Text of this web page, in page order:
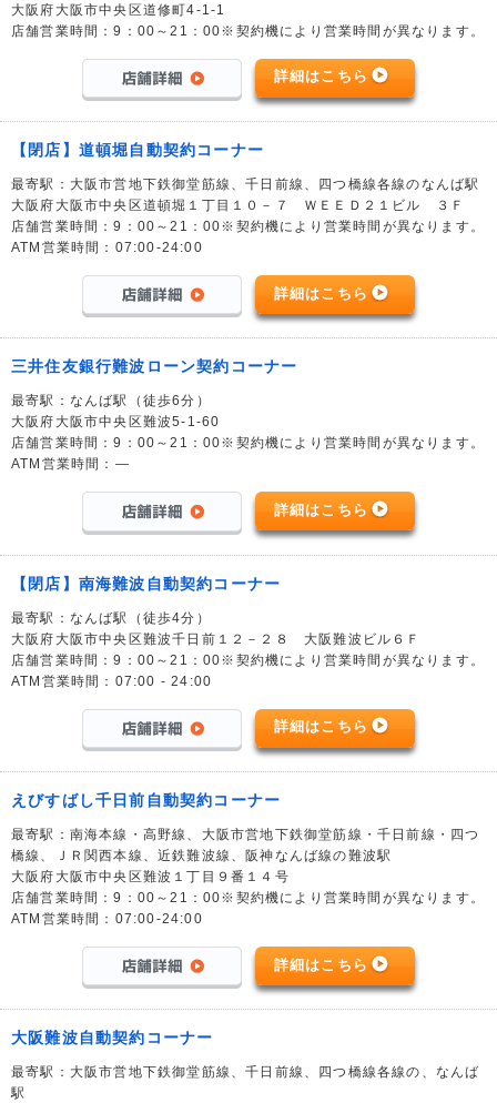
大阪府大阪市中央区道修町4-1-1
店舗営業時間：9：00～21：00※契約機により営業時間が異なります。
詳細はこちら
【閉店】道頓堀自動契約コーナー
最寄駅：大阪市営地下鉄御堂筋線、千日前線、四つ橋線各線のなんば駅
大阪府大阪市中央区道頓堀１丁目１０－７ ＷＥＥＤ２１ビル ３Ｆ
店舗営業時間：9：00～21：00※契約機により営業時間が異なります。
ATM営業時間：07:00-24:00
詳細はこちら
三井住友銀行難波ローン契約コーナー
最寄駅：なんば駅（徒歩6分）
大阪府大阪市中央区難波5-1-60
店舗営業時間：9：00～21：00※契約機により営業時間が異なります。
ATM営業時間：―
詳細はこちら
【閉店】南海難波自動契約コーナー
最寄駅：なんば駅（徒歩4分）
大阪府大阪市中央区難波千日前１２－２８ 大阪難波ビル６Ｆ
店舗営業時間：9：00～21：00※契約機により営業時間が異なります。
ATM営業時間：07:00 - 24:00
詳細はこちら
えびすばし千日前自動契約コーナー
最寄駅：南海本線・高野線、大阪市営地下鉄御堂筋線・千日前線・四つ
橋線、ＪＲ関西本線、近鉄難波線、阪神なんば線の難波駅
大阪府大阪市中央区難波１丁目９番１４号
店舗営業時間：9：00～21：00※契約機により営業時間が異なります。
ATM営業時間：07:00-24:00
詳細はこちら
大阪難波自動契約コーナー
最寄駅：大阪市営地下鉄御堂筋線、千日前線、四つ橋線各線の、なんば
駅